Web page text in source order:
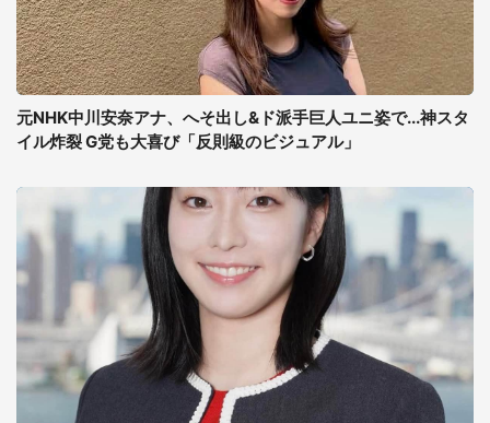
元NHK中川安奈アナ、へそ出し&ド派手巨人ユニ姿で...神スタ
イル炸裂 G党も大喜び「反則級のビジュアル」